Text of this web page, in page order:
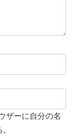
ザーに自分の名